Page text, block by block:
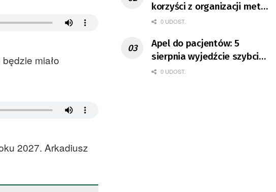
miało
2027. Arkadiusz
korzyści z organizacji mety
Tour de Pologne
0 UDOST.
Apel do pacjentów: 5
sierpnia wyjedźcie szybciej
z domów
0 UDOST.